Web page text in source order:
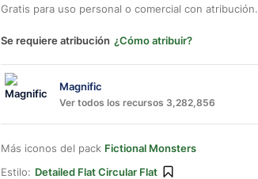
Gratis para uso personal o comercial con atribución.
Se requiere atribución ¿Cómo atribuir?
Magnific
Ver todos los recursos 3,282,856
Más iconos del pack Fictional Monsters
Estilo: Detailed Flat Circular Flat